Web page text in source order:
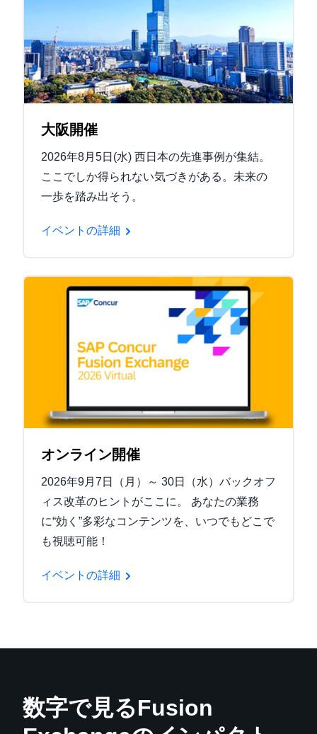
大阪開催
2026年8月5日(水) 西日本の先進事例が集結。
ここでしか得られない気づきがある。未来の
一歩を踏み出そう。
イベントの詳細
オンライン開催
2026年9月7日（月）～ 30日（水）バックオフ
ィス改革のヒントがここに。 あなたの業務
に“効く”多彩なコンテンツを、いつでもどこで
も視聴可能！
イベントの詳細
数字で見るFusion